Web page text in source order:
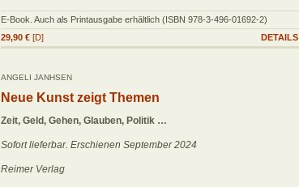
E-Book. Auch als Printausgabe erhältlich (ISBN 978-3-496-01692-2)
29,90 € [D] DETAILS
ANGELI JANHSEN
Neue Kunst zeigt Themen
Zeit, Geld, Gehen, Glauben, Politik …
Sofort lieferbar. Erschienen September 2024
Reimer Verlag